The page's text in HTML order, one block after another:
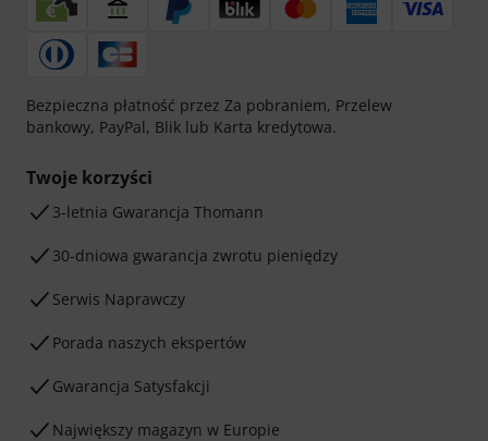
Bezpieczna płatność przez Za pobraniem, Przelew
bankowy, PayPal, Blik lub Karta kredytowa.
Twoje korzyści
3-letnia Gwarancja Thomann
30-dniowa gwarancja zwrotu pieniędzy
Serwis Naprawczy
Porada naszych ekspertów
Gwarancja Satysfakcji
Największy magazyn w Europie